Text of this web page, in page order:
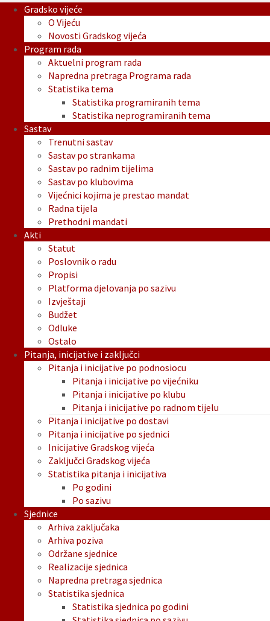
Gradsko vijeće
O Vijeću
Novosti Gradskog vijeća
Program rada
Aktuelni program rada
Napredna pretraga Programa rada
Statistika tema
Statistika programiranih tema
Statistika neprogramiranih tema
Sastav
Trenutni sastav
Sastav po strankama
Sastav po radnim tijelima
Sastav po klubovima
Vijećnici kojima je prestao mandat
Radna tijela
Prethodni mandati
Akti
Statut
Poslovnik o radu
Propisi
Platforma djelovanja po sazivu
Izvještaji
Budžet
Odluke
Ostalo
Pitanja, inicijative i zaključci
Pitanja i inicijative po podnosiocu
Pitanja i inicijative po vijećniku
Pitanja i inicijative po klubu
Pitanja i inicijative po radnom tijelu
Pitanja i inicijative po dostavi
Pitanja i inicijative po sjednici
Inicijative Gradskog vijeća
Zaključci Gradskog vijeća
Statistika pitanja i inicijativa
Po godini
Po sazivu
Sjednice
Arhiva zaključaka
Arhiva poziva
Održane sjednice
Realizacije sjednica
Napredna pretraga sjednica
Statistika sjednica
Statistika sjednica po godini